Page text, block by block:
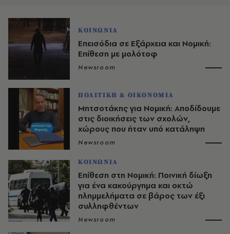
ΚΟΙΝΩΝΙΑ
Επεισόδια σε Εξάρχεια και Νομική:
Επίθεση με μολότοφ
Newsroom
ΠΟΛΙΤΙΚΗ & ΟΙΚΟΝΟΜΙΑ
Μητσοτάκης για Νομική: Αποδίδουμε
στις διοικήσεις των σχολών,
χώρους που ήταν υπό κατάληψη
Newsroom
ΚΟΙΝΩΝΙΑ
Επίθεση στη Νομική: Ποινική δίωξη
για ένα κακούργημα και οκτώ
πλημμελήματα σε βάρος των έξι
συλληφθέντων
Newsroom